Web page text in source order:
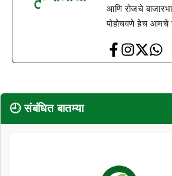
आणि रोजचे
पोहोचवणे हेच आमचे
🕘 संबंधित बातम्या